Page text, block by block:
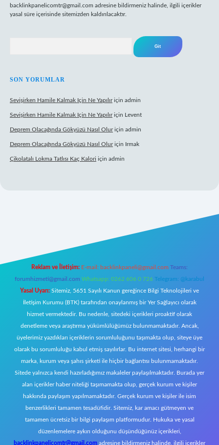
backlinkpanelicomtr@gmail.com adresine bildirmeniz halinde, ilgili içerikler
yasal süre içerisinde sitemizden kaldırılacaktır.
SON YORUMLAR
Sevişirken Hamile Kalmak Için Ne Yapılıriçin admin
Sevişirken Hamile Kalmak Için Ne Yapılıriçin Levent
Deprem Olacağında Gökyüzü Nasıl Oluriçin admin
Deprem Olacağında Gökyüzü Nasıl Oluriçin Irmak
Çikolatalı Lokma Tatlısı Kaç Kalori için admin
Reklam ve İletişim: E-mail: backlinkpaneli@gmail.com Teams:
forumhizmeti@gmail.com Whatsapp: 0262 606 0 726 Telegram: @karabul
Yasal Uyarı: Sitemiz, 5651 Sayılı Kanun gereğince Bilgi Teknolojileri ve
İletişim Kurumu (BTK) tarafından onaylanmış bir Yer Sağlayıcı olarak
hizmet vermektedir. Bu nedenle, sitedeki içerikleri proaktif olarak
denetleme veya araştırma yükümlülüğümüz bulunmamaktadır. Ancak,
üyelerimiz yazdıkları içeriklerin sorumluluğunu taşımakta olup, siteye üye
olarak bu sorumluluğu kabul etmiş sayılırlar. Bu internet sitesi, herhangi bir
marka, kurum veya şahıs şirketi ile hiçbir bağlantısı bulunmamaktadır.
Sitede yalnızca kendi hazırladığımız makaleler paylaşılmaktadır. Burada yer
alan içerikler haber niteliği taşımamakta olup, gerçek kurum ve kişiler
hakkında paylaşım yapılmamaktadır. Gerçek kurum ve kişiler ile isim
benzerlikleri tamamen tesadüfidir. Sitemiz, kar amacı gütmeyen ve
tamamen ücretsiz bir bilgi paylaşım platformudur. Hukuka ve yasal
düzenlemelere aykırı olduğunu düşündüğünüz içerikleri,
backlinkpanelicomtr@gmail.com adresine bildirmeniz halinde, ilgili içerikler